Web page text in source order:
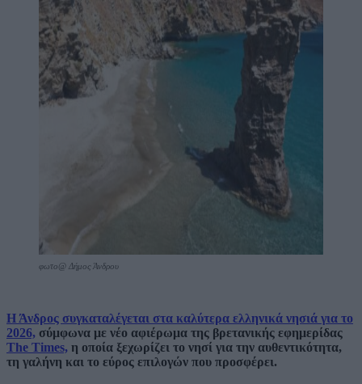
φωτο@ Δήμος Άνδρου
Η Άνδρος συγκαταλέγεται στα καλύτερα ελληνικά νησιά για το
2026, σύμφωνα με νέο αφιέρωμα της βρετανικής εφημερίδας
The Times, η οποία ξεχωρίζει το νησί για την αυθεντικότητα,
τη γαλήνη και το εύρος επιλογών που προσφέρει.